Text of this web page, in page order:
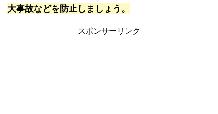
大事故などを防止しましょう。
スポンサーリンク